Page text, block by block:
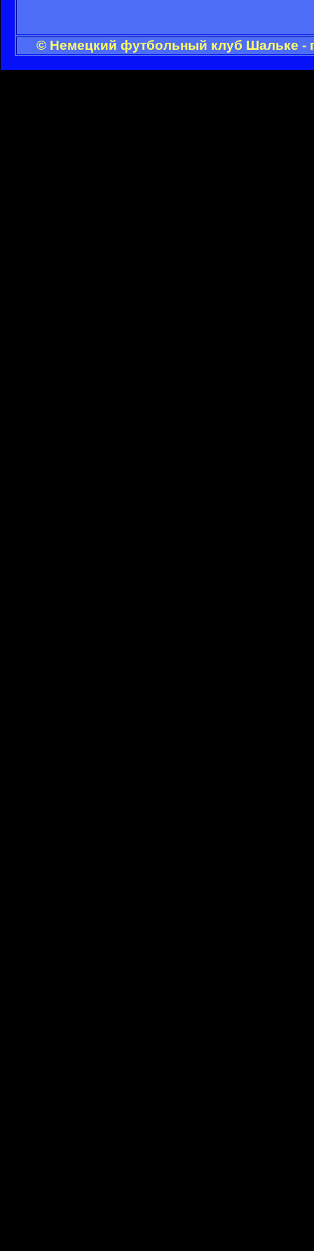
© Немецкий футбольный клуб Шальке -